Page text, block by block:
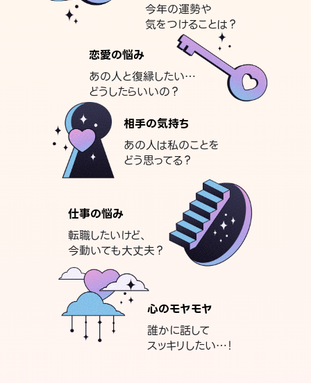
今年の運勢や
気をつけることは？
恋愛の悩み
あの人と復縁したい…
どうしたらいいの？
相手の気持ち
あの人は私のことを
どう思ってる？
仕事の悩み
転職したいけど、
今動いても大丈夫？
心のモヤモヤ
誰かに話して
スッキリしたい…！